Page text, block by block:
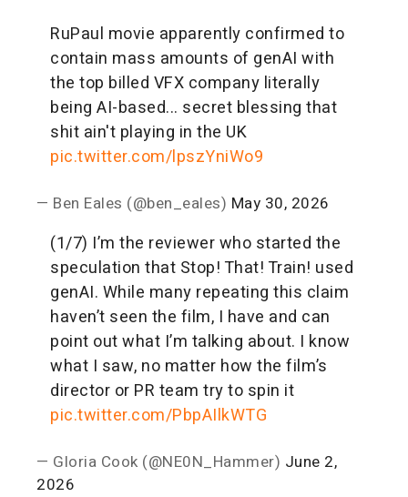
RuPaul movie apparently confirmed to
contain mass amounts of genAI with
the top billed VFX company literally
being AI-based... secret blessing that
shit ain't playing in the UK
pic.twitter.com/lpszYniWo9
— Ben Eales (@ben_eales) May 30, 2026
(1/7) I’m the reviewer who started the
speculation that Stop! That! Train! used
genAI. While many repeating this claim
haven’t seen the film, I have and can
point out what I’m talking about. I know
what I saw, no matter how the film’s
director or PR team try to spin it
pic.twitter.com/PbpAIlkWTG
— Gloria Cook (@NE0N_Hammer) June 2,
2026